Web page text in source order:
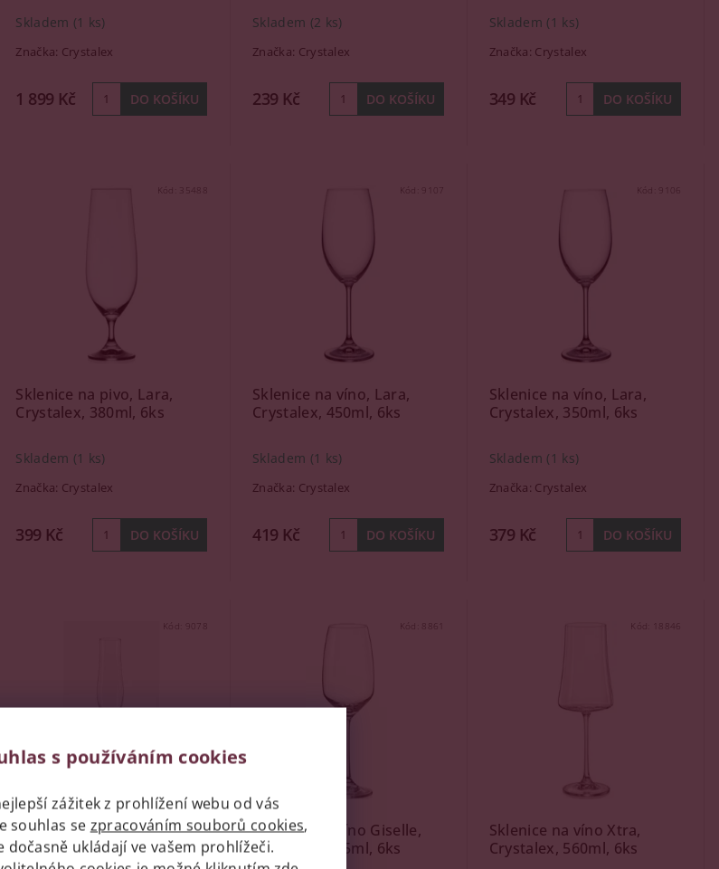
Skladem (1 ks)
Značka: Crystalex
1 899 Kč
Skladem (2 ks)
Značka: Crystalex
239 Kč
Skladem (1 ks)
Značka: Crystalex
349 Kč
Kód: 35488
Sklenice na pivo, Lara,
Crystalex, 380ml, 6ks
Skladem (1 ks)
Značka: Crystalex
399 Kč
Kód: 9107
Sklenice na víno, Lara,
Crystalex, 450ml, 6ks
Skladem (1 ks)
Značka: Crystalex
419 Kč
Kód:
Sklenice na víno, Lara,
Crystalex, 350ml, 6ks
Skladem (1 ks)
Značka: Crystalex
379 Kč
Kód: 9078
Sklenice na šumivé víno
Attimo s dekorací,
Kód:
Sklenice na víno Giselle,
Crystalex, 455ml, 6ks
Kód: 18846
Sklenice na víno Xtra,
Crystalex, 560ml, 6ks
s používáním cookies
zážitek z prohlížení webu od vás
souhlas se zpracováním souborů cookies,
dočasně ukládají ve vašem prohlížeči.